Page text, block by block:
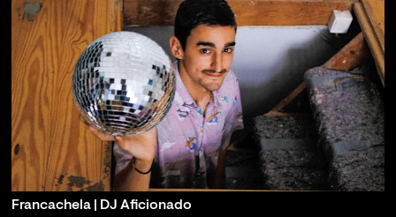
Francachela | DJ Aficionado